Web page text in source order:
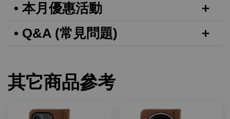
• 本月優惠活動
• Q&A (常見問題)
其它商品參考